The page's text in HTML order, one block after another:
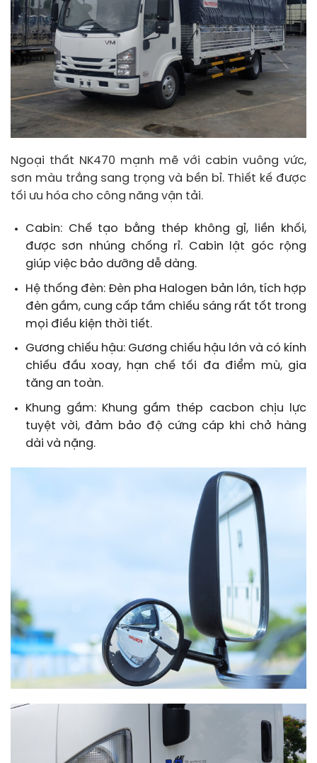
Ngoại thất NK470 mạnh mẽ với cabin vuông vức,
sơn màu trắng sang trọng và bền bỉ. Thiết kế được
tối ưu hóa cho công năng vận tải.
Cabin: Chế tạo bằng thép không gỉ, liền khối,
được sơn nhúng chống rỉ. Cabin lật góc rộng
giúp việc bảo dưỡng dễ dàng.
Hệ thống đèn: Đèn pha Halogen bản lớn, tích hợp
đèn gầm, cung cấp tầm chiếu sáng rất tốt trong
mọi điều kiện thời tiết.
Gương chiếu hậu: Gương chiếu hậu lớn và có kính
chiếu đầu xoay, hạn chế tối đa điểm mù, gia
tăng an toàn.
Khung gầm: Khung gầm thép cacbon chịu lực
tuyệt vời, đảm bảo độ cứng cáp khi chở hàng
dài và nặng.